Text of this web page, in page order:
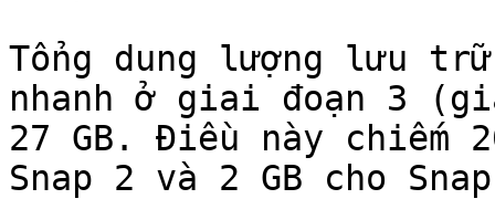
Tổng dung lượng lưu
nhanh ở giai đoạn 3
27 GB. Điều này chiếm
Snap 2 và 2 GB cho